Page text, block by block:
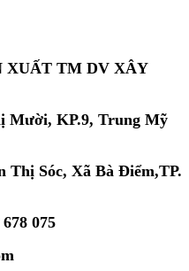
XUẤT TM DV XÂY
Mười, KP.9, Trung Mỹ
Thị Sóc, Xã Bà Điểm,TP.
075